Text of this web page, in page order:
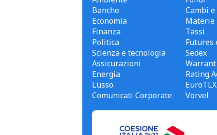
Banche
Economia
Finanza
Politica
Scienza e tecnologia
Assicurazioni
Energia
Lusso
Comunicati Corporate
Cambi
Materie
Tassi
Futures
Sedex
Warrant
Rating
EuroTLX
Vorvel